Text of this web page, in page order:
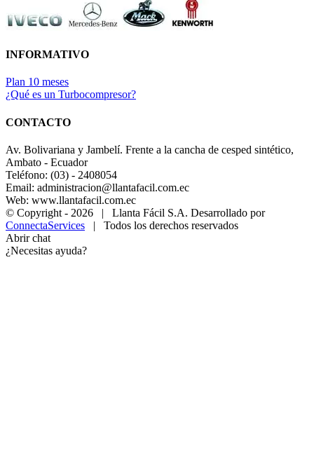
INFORMATIVO
Plan 10 meses
¿Qué es un Turbocompresor?
CONTACTO
Av. Bolivariana y Jambelí. Frente a la cancha de cesped sintético,
Ambato - Ecuador
Teléfono: (03) - 2408054
Email: administracion@llantafacil.com.ec
Web: www.llantafacil.com.ec
© Copyright - 2026 | Llanta Fácil S.A. Desarrollado por
ConnectaServices | Todos los derechos reservados
Abrir chat
¿Necesitas ayuda?